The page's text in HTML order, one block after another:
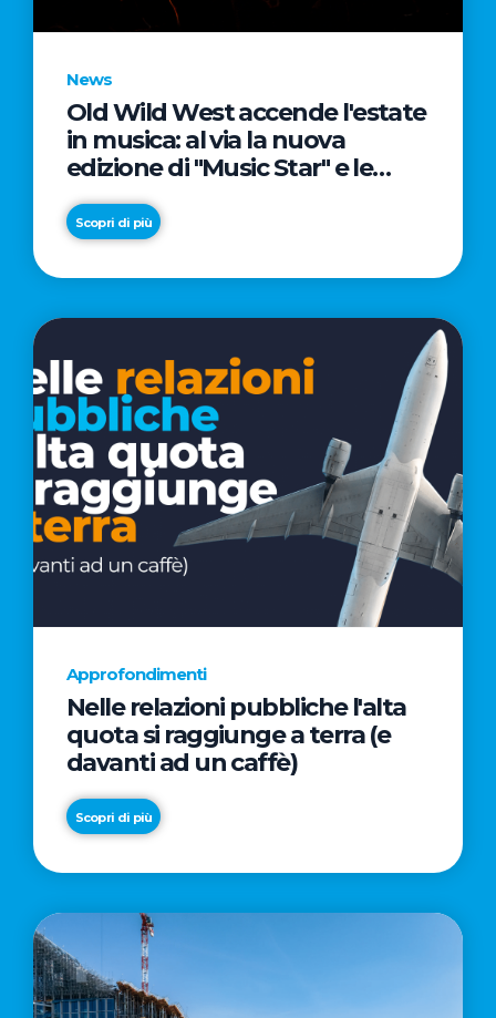
News
Old Wild West accende l'estate
in musica: al via la nuova
edizione di "Music Star" e le
prestigiose partnership con
Radio Italia e Live Nation
Scopri di più
Approfondimenti
Nelle relazioni pubbliche l'alta
quota si raggiunge a terra (e
davanti ad un caffè)
Scopri di più